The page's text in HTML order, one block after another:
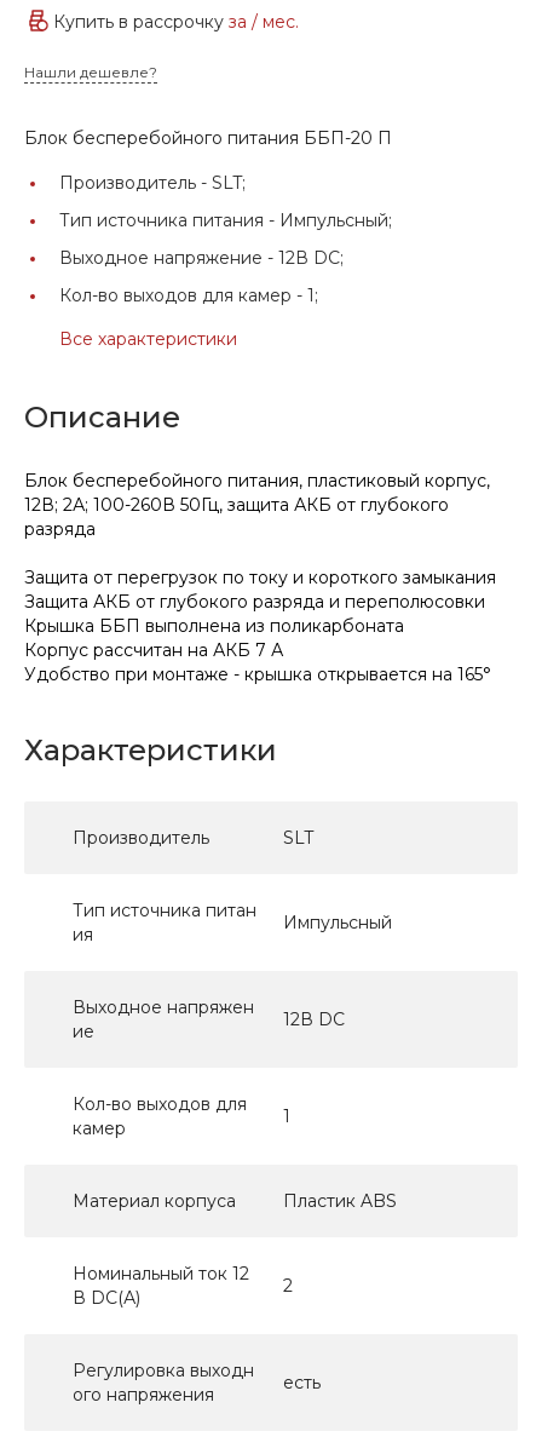
Купить в рассрочку за / мес.
Нашли дешевле?
Блок бесперебойного питания ББП-20 П
Производитель - SLT;
Тип источника питания - Импульсный;
Выходное напряжение - 12В DC;
Кол-во выходов для камер - 1;
Все характеристики
Описание
Блок бесперебойного питания, пластиковый корпус,
12В; 2А; 100-260В 50Гц, защита АКБ от глубокого
разряда
Защита от перегрузок по току и короткого замыкания
Защита АКБ от глубокого разряда и переполюсовки
Крышка ББП выполнена из поликарбоната
Корпус рассчитан на АКБ 7 А
Удобство при монтаже - крышка открывается на 165°
Характеристики
Производитель SLT
Тип источника питан
ия
Импульсный
Выходное напряжен
ие
12В DC
Кол-во выходов для
камер
1
Материал корпуса Пластик ABS
Номинальный ток 12
В DC(А)
2
Регулировка выходн
ого напряжения
есть